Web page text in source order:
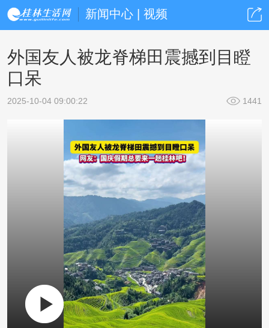
新闻中心 | 视频
外国友人被龙脊梯田震撼到目瞪
口呆
2025-10-04 09:00:22 1441